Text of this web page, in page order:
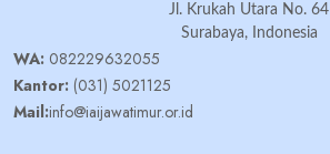
Jl. Krukah Utara No. 64
Surabaya, Indonesia
WA: 082229632055
Kantor: (031) 5021125
Mail:info@iaijawatimur.or.id